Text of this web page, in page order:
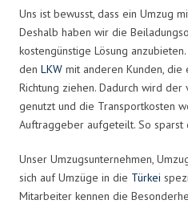
Uns ist bewusst, dass ein Umzug
Deshalb haben wir die
kostengünstige Lösung
den LKW mit anderen Kunden,
Richtung ziehen. Dadurch wird
genutzt und die Transportkosten
Auftraggeber aufgeteilt. So sparst
Unser Umzugsunternehmen,
sich auf Umzüge in die Türkei
Mitarbeiter kennen die